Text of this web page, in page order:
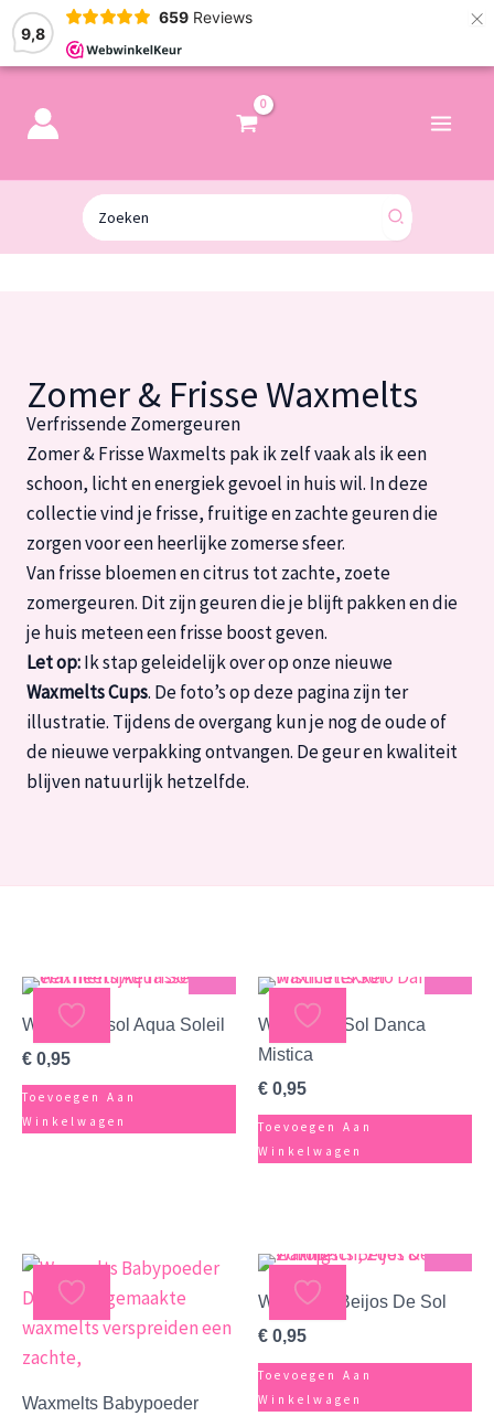
9,8
659 Reviews ×
Zoeken
naar:
Zomer & Frisse Waxmelts
Verfrissende Zomergeuren
Zomer & Frisse Waxmelts pak ik zelf vaak als ik een
schoon, licht en energiek gevoel in huis wil. In deze
collectie vind je frisse, fruitige en zachte geuren die
zorgen voor een heerlijke zomerse sfeer.
Van frisse bloemen en citrus tot zachte, zoete
zomergeuren. Dit zijn geuren die je blijft pakken en die
je huis meteen een frisse boost geven.
Let op:Ik stap geleidelijk over op onze nieuwe
Waxmelts Cups. De foto’s op deze pagina zijn ter
illustratie. Tijdens de overgang kun je nog de oude of
de nieuwe verpakking ontvangen. De geur en kwaliteit
blijven natuurlijk hetzelfde.
Waxmelts sol Aqua Soleil
€ 0,95
Toevoegen Aan
Winkelwagen
Waxmelts Sol Danca
Mistica
€ 0,95
Toevoegen Aan
Winkelwagen
Waxmelts Babypoeder
Waxmelts Beijos De Sol
€ 0,95
Toevoegen Aan
Winkelwagen